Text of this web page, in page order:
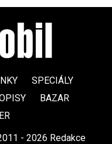
SPECIÁLY
BAZAR
- 2026 Redakce